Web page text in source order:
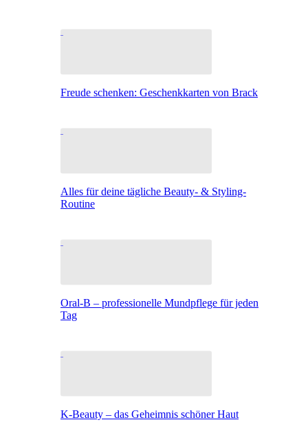
Freude schenken: Geschenkkarten von Brack
Alles für deine tägliche Beauty- & Styling-
Routine
Oral-B – professionelle Mundpflege für jeden
Tag
K-Beauty – das Geheimnis schöner Haut